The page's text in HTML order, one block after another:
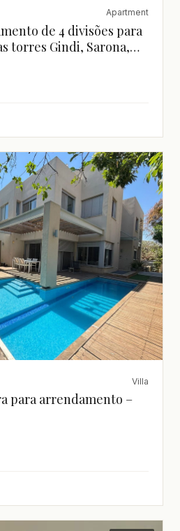
Apartment
de 4 divisões para
torres Gindi, Sarona,
Villa
para arrendamento –